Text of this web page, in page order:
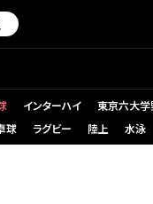
インターハイ 東京六大
球 ラグビー 陸上 水泳